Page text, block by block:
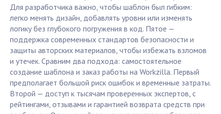
Для разработчика важно, чтобы шаблон был гибким:
легко менять дизайн, добавлять уровни или изменять
логику без глубокого погружения в код. Пятое —
поддержка современных стандартов безопасности и
защиты авторских материалов, чтобы избежать взломов
и утечек. Сравним два подхода: самостоятельное
создание шаблона и заказ работы на Workzilla. Первый
предполагает большой риск ошибок и временные затраты.
Второй — доступ к тысячам проверенных экспертов, с
рейтингами, отзывами и гарантией возврата средств при